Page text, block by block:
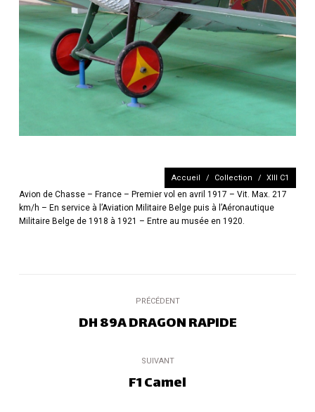
Vous êtes ici :
Accueil Collection XIII C1
Avion de Chasse – France – Premier vol en avril 1917 – Vit. Max. 217
km/h – En service à l’Aviation Militaire Belge puis à l’Aéronautique
Militaire Belge de 1918 à 1921 – Entre au musée en 1920.
commentaire
PRÉCÉDENT
Onglet
DH 89A DRAGON RAPIDE
SUIVANT
Projets
F1 Camel